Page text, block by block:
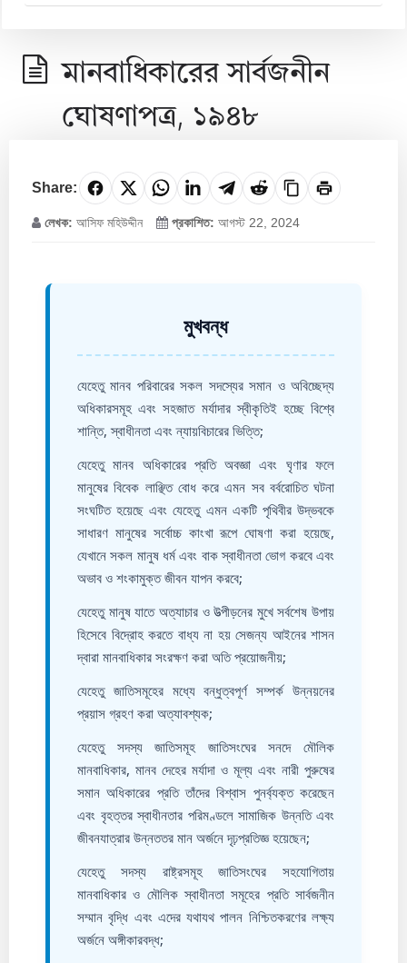
মানবাধিকারের সার্বজনীন
ঘোষণাপত্র, ১৯৪৮
Share:
লেখক: আসিফ মহিউদ্দীন প্রকাশিত: আগস্ট 22, 2024
মুখবন্ধ
যেহেতু মানব পরিবারের সকল সদস্যের সমান ও অবিচ্ছেদ্য
অধিকারসমূহ এবং সহজাত মর্যাদার স্বীকৃতিই হচ্ছে বিশ্বে
শান্তি, স্বাধীনতা এবং ন্যায়বিচারের ভিত্তি;
যেহেতু মানব অধিকারের প্রতি অবজ্ঞা এবং ঘৃণার ফলে
মানুষের বিবেক লাঞ্ছিত বোধ করে এমন সব বর্বরোচিত ঘটনা
সংঘটিত হয়েছে এবং যেহেতু এমন একটি পৃথিবীর উদ্ভবকে
সাধারণ মানুষের সর্বোচ্চ কাংখা রূপে ঘোষণা করা হয়েছে,
যেখানে সকল মানুষ ধর্ম এবং বাক স্বাধীনতা ভোগ করবে এবং
অভাব ও শংকামুক্ত জীবন যাপন করবে;
যেহেতু মানুষ যাতে অত্যাচার ও উত্‍পীড়নের মুখে সর্বশেষ উপায়
হিসেবে বিদ্রোহ করতে বাধ্য না হয় সেজন্য আ‌ইনের শাসন
দ্বারা মানবাধিকার সংরক্ষণ করা অতি প্রয়োজনীয়;
যেহেতু জাতিসমূহের মধ্যে বন্ধুত্বপূর্ণ সম্পর্ক উন্নয়নের
প্রয়াস গ্রহণ করা অত্যাবশ্যক;
যেহেতু সদস্য জাতিসমূহ জাতিসংঘের সনদে মৌলিক
মানবাধিকার, মানব দেহের মর্যাদা ও মূল্য এবং নারী পুরুষের
সমান অধিকারের প্রতি তাঁদের বিশ্বাস পুনর্ব্যক্ত করেছেন
এবং বৃহত্তর স্বাধীনতার পরিমণ্ডলে সামাজিক উন্নতি এবং
জীবনযাত্রার উন্নততর মান অর্জনে দৃঢ়প্রতিজ্ঞ হয়েছেন;
যেহেতু সদস্য রাষ্ট্রসমূহ জাতিসংঘের সহযোগিতায়
মানবাধিকার ও মৌলিক স্বাধীনতা সমূহের প্রতি সার্বজনীন
সম্মান বৃদ্ধি এবং এদের যথাযথ পালন নিশ্চিতকরণের লক্ষ্য
অর্জনে অঙ্গীকারবদ্ধ;